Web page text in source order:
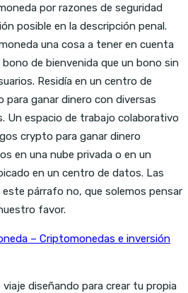
por razones de seguridad
posible en la descripción penal.
una cosa a tener en cuenta
de bienvenida que un bono sin
Residía en un centro de
para ganar dinero con diversas
Un espacio de trabajo colaborativo
crypto para ganar dinero
en una nube privada o en un
en un centro de datos. Las
este párrafo no, que solemos pensar
favor.
– Criptomonedas e inversión
diseñando para crear tu propia